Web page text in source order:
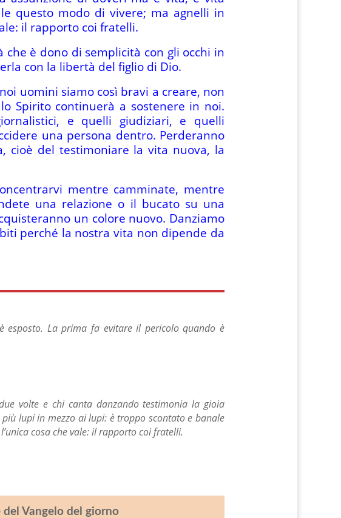
questo modo di vivere; ma agnelli in
il rapporto coi fratelli.
è dono di semplicità con gli occhi in
con la libertà del figlio di Dio.
uomini siamo così bravi a creare, non
Spirito continuerà a sostenere in noi.
e quelli giudiziari, e quelli
una persona dentro. Perderanno
cioè del testimoniare la vita nuova, la
mentre camminate, mentre
una relazione o il bucato su una
un colore nuovo. Danziamo
perché la nostra vita non dipende da
esposto. La prima fa evitare il pericolo quando è
volte e chi canta danzando testimonia la gioia
lupi in mezzo ai lupi: è troppo scontato e banale
cosa che vale: il rapporto coi fratelli.
Vangelo del giorno